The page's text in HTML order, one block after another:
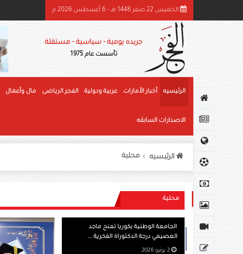
الوثبة للرطب يتوج الفائزين في «خرايف البيت» والمانجو
الخميس 22 صفر 1448 هـ - 6 أغسطس 2026 م
جريده يومية - سياسية - مستقلة
تأسست عام 1975
الرئيسيه أخبار الأمارات عربية ودولية الفجر الرياضى مال وأعمال
الاصدارات السابقه
الرئيسيه محلية
محلية
الجامعة الوطنية بكوريا تمنح ماجد
العصيمي درجة الدكتوراة الفخرية ...